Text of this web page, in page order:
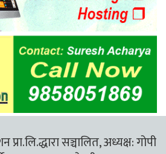
सञ्चालित, अध्यक्ष: गोपी